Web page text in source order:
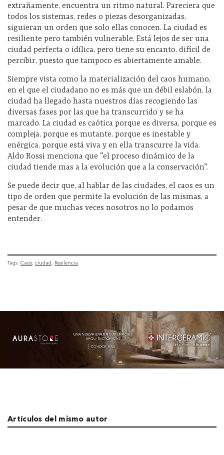
extrañamente, encuentra un ritmo natural. Pareciera que
todos los sistemas, redes o piezas desorganizadas,
siguieran un orden que solo ellas conocen. La ciudad es
resiliente pero también vulnerable. Está lejos de ser una
ciudad perfecta o idílica, pero tiene su encanto, difícil de
percibir, puesto que tampoco es abiertamente amable.
Siempre vista como la materialización del caos humano,
en el que el ciudadano no es más que un débil eslabón, la
ciudad ha llegado hasta nuestros días recogiendo las
diversas fases por las que ha transcurrido y se ha
marcado. La ciudad es caótica porque es diversa, porque es
compleja, porque es mutante, porque es inestable y
enérgica, porque está viva y en ella transcurre la vida.
Aldo Rossi menciona que “el proceso dinámico de la
ciudad tiende mas a la evolución que a la conservación”.
Se puede decir que, al hablar de las ciudades, el caos es un
tipo de orden que permite la evolución de las mismas, a
pesar de que muchas veces nosotros no lo podamos
entender.
Tags: Caos ciudad Resilencia
Artículos del mismo autor